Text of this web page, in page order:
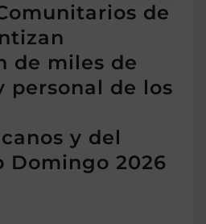
de
de miles de
personal de los
y del
Domingo 2026